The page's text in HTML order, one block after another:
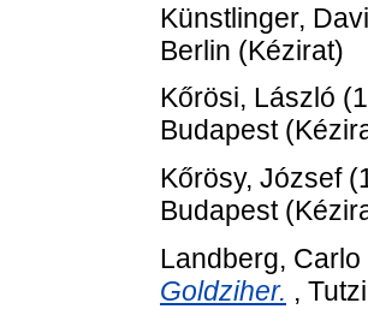
Künstlinger,
Berlin (Kézirat)
Kőrösi, László
Budapest
Kőrösy, József
Budapest
Landberg, Carlo
Goldziher. ,